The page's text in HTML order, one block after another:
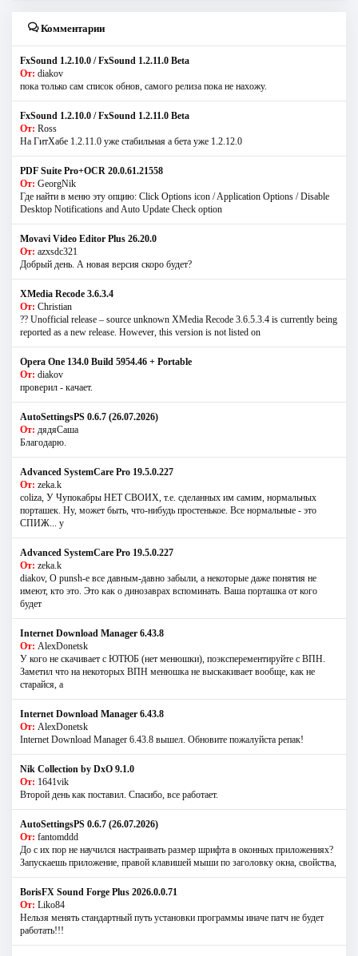
Комментарии
FxSound 1.2.10.0 / FxSound 1.2.11.0 Beta
От: diakov
пока только сам список обнов, самого релиза пока не нахожу.
FxSound 1.2.10.0 / FxSound 1.2.11.0 Beta
От: Ross
На ГитХабе 1.2.11.0 уже стабильная а бета уже 1.2.12.0
PDF Suite Pro+OCR 20.0.61.21558
От: GeorgNik
Где найти в меню эту опцию: Click Options icon / Application Options / Disable
Desktop Notifications and Auto Update Check option
Movavi Video Editor Plus 26.20.0
От: azxsdc321
Добрый день. А новая версия скоро будет?
XMedia Recode 3.6.3.4
От: Christian
?? Unofficial release – source unknown XMedia Recode 3.6.5.3.4 is currently being
reported as a new release. However, this version is not listed on
Opera One 134.0 Build 5954.46 + Portable
От: diakov
проверил - качает.
AutoSettingsPS 0.6.7 (26.07.2026)
От: дядяСаша
Благодарю.
Advanced SystemCare Pro 19.5.0.227
От: zeka.k
coliza, У Чупокабры НЕТ СВОИХ, т.е. сделанных им самим, нормальных
порташек. Ну, может быть, что-нибудь простенькое. Все нормальные - это
СПИЖ... у
Advanced SystemCare Pro 19.5.0.227
От: zeka.k
diakov, О punsh-е все давным-давно забыли, а некоторые даже понятия не
имеют, кто это. Это как о динозаврах вспоминать. Ваша порташка от кого
будет
Internet Download Manager 6.43.8
От: AlexDonetsk
У кого не скачивает с ЮТЮБ (нет менюшки), поэксперементируйте с ВПН.
Заметил что на некоторых ВПН менюшка не выскакивает вообще, как не
старайся, а
Internet Download Manager 6.43.8
От: AlexDonetsk
Internet Download Manager 6.43.8 вышел. Обновите пожалуйста репак!
Nik Collection by DxO 9.1.0
От: 1641vik
Второй день как поставил. Спасибо, все работает.
AutoSettingsPS 0.6.7 (26.07.2026)
От: fantomddd
До с их пор не научился настраивать размер шрифта в оконных приложениях?
Запускаешь приложение, правой клавишей мыши по заголовку окна, свойства,
BorisFX Sound Forge Plus 2026.0.0.71
От: Liko84
Нельзя менять стандартный путь установки программы иначе патч не будет
работать!!!